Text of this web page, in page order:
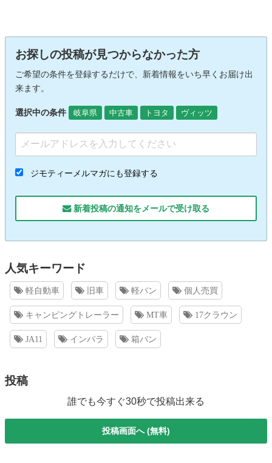
お探しの投稿が見つからなかった方
ご希望の条件を登録するだけで、新着情報をいち早くお届け出
来ます。
選択中の条件 岐阜県 中古車 トヨタ ヴィッツ
ジモティーメルマガにも登録する
新着投稿の通知をメールで受け取る
人気キーワード
軽自動車 旧車 軽バン 個人売買
キャンピングトレーラー MT車 17クラウン
JA11 インパラ 箱バン
投稿
誰でも今すぐ30秒で投稿出来る
投稿画面へ (無料)